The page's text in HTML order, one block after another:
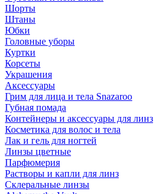
Шорты
Штаны
Юбки
Головные уборы
Куртки
Корсеты
Украшения
Аксессуары
Грим для лица и тела Snazaroo
Губная помада
Контейнеры и аксессуары для линз
Косметика для волос и тела
Лак и гель для ногтей
Линзы цветные
Парфюмерия
Растворы и капли для линз
Склеральные линзы